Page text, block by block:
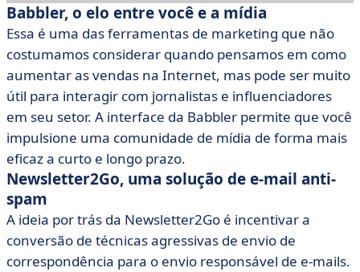
Babbler, o elo entre você e a mídia
Essa é uma das ferramentas de marketing que não
costumamos considerar quando pensamos em como
aumentar as vendas na Internet, mas pode ser muito
útil para interagir com jornalistas e influenciadores
em seu setor. A interface da Babbler permite que você
impulsione uma comunidade de mídia de forma mais
eficaz a curto e longo prazo.
Newsletter2Go, uma solução de e-mail anti-
spam
A ideia por trás da Newsletter2Go é incentivar a
conversão de técnicas agressivas de envio de
correspondência para o envio responsável de e-mails.